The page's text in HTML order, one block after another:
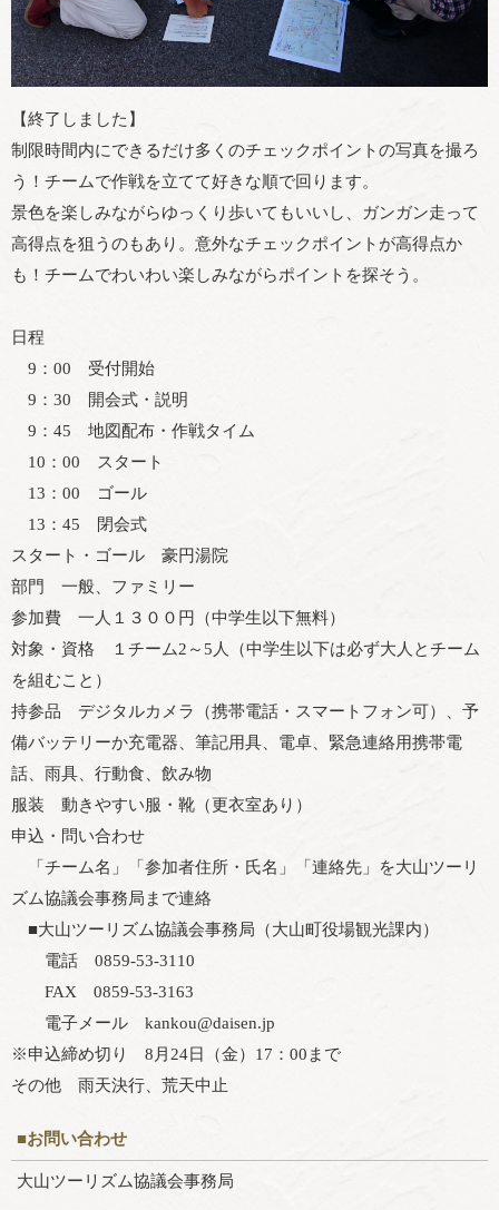
【終了しました】
制限時間内にできるだけ多くのチェックポイントの写真を撮ろ
う！チームで作戦を立てて好きな順で回ります。
景色を楽しみながらゆっくり歩いてもいいし、ガンガン走って
高得点を狙うのもあり。意外なチェックポイントが高得点か
も！チームでわいわい楽しみながらポイントを探そう。
日程
9：00 受付開始
9：30 開会式・説明
9：45 地図配布・作戦タイム
10：00 スタート
13：00 ゴール
13：45 閉会式
スタート・ゴール 豪円湯院
部門 一般、ファミリー
参加費 一人１３００円（中学生以下無料）
対象・資格 １チーム2～5人（中学生以下は必ず大人とチーム
を組むこと）
持参品 デジタルカメラ（携帯電話・スマートフォン可）、予
備バッテリーか充電器、筆記用具、電卓、緊急連絡用携帯電
話、雨具、行動食、飲み物
服装 動きやすい服・靴（更衣室あり）
申込・問い合わせ
「チーム名」「参加者住所・氏名」「連絡先」を大山ツーリ
ズム協議会事務局まで連絡
■大山ツーリズム協議会事務局（大山町役場観光課内）
電話 0859-53-3110
FAX 0859-53-3163
電子メール kankou@daisen.jp
※申込締め切り 8月24日（金）17：00まで
その他 雨天決行、荒天中止
■お問い合わせ
大山ツーリズム協議会事務局